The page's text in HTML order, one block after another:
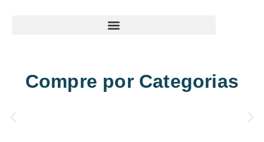
Compre por Categorias